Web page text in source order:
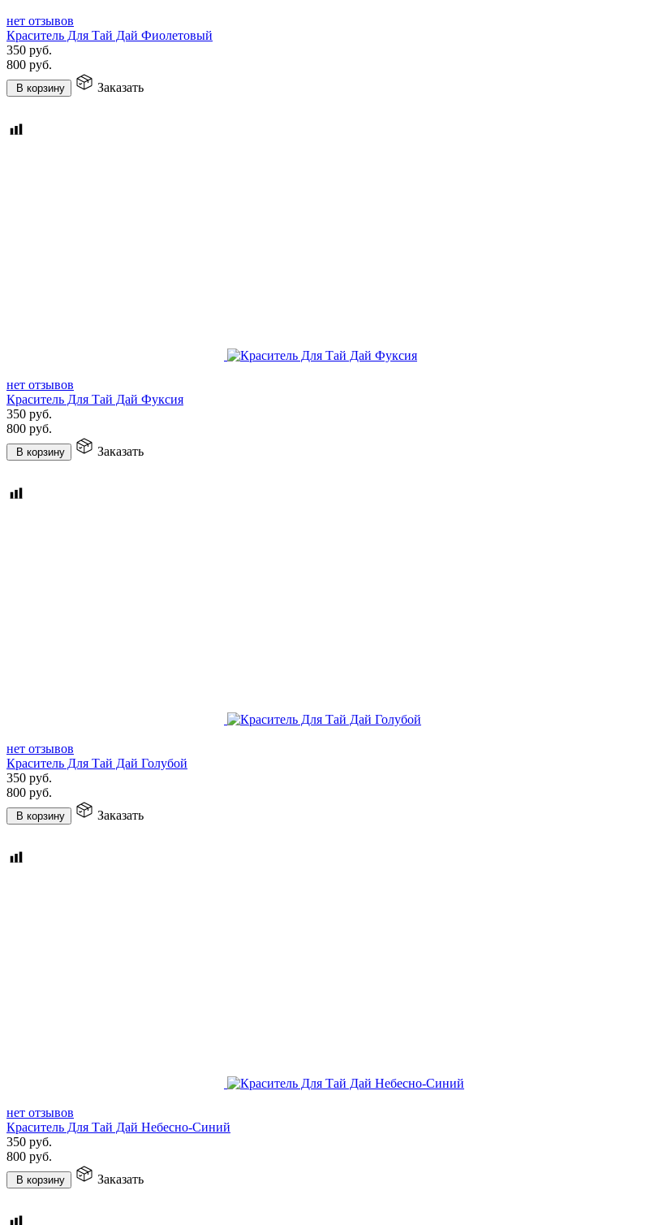
нет отзывов
Краситель Для Тай Дай Фиолетовый
350 руб.
800 руб.
В корзину Заказать
нет отзывов
Краситель Для Тай Дай Фуксия
350 руб.
800 руб.
В корзину Заказать
нет отзывов
Краситель Для Тай Дай Голубой
350 руб.
800 руб.
В корзину Заказать
нет отзывов
Краситель Для Тай Дай Небесно-Синий
350 руб.
800 руб.
В корзину Заказать